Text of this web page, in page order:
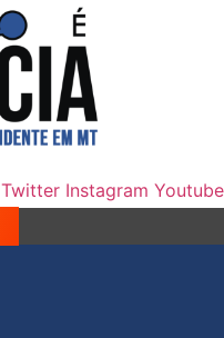
Twitter Instagram Youtube